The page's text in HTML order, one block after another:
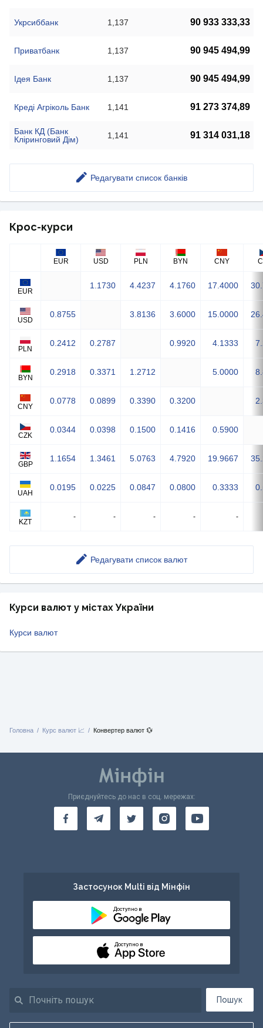
Укрсиббанк 1,137 90 933 333,33
Приватбанк 1,137 90 945 494,99
Ідея Банк 1,137 90 945 494,99
Креді Агріколь Банк 1,141 91 273 374,89
Банк КД (Банк
Кліринговий Дім)
1,141 91 314 031,18
Редагувати список банків
Крос-курси
EUR USD PLN BYN CNY
EUR
1.1730 4.4237 4.1760 17.4000
USD
0.8755 3.8136 3.6000 15.0000
PLN
0.2412 0.2787 0.9920 4.1333
BYN
0.2918 0.3371 1.2712 5.0000
CNY
0.0778 0.0899 0.3390 0.3200
CZK
0.0344 0.0398 0.1500 0.1416 0.5900
GBP
1.1654 1.3461 5.0763 4.7920 19.9667
UAH
0.0195 0.0225 0.0847 0.0800 0.3333
KZT
- - - - -
Редагувати список валют
Курси валют у містах України
Курси валют
Головна Курс валют 📈 Конвертер валют 💱
Пошук
Приєднуйтесь до нас в соц. мережах:
Застосунок Multi від Мінфін
Доступно в
Доступно в